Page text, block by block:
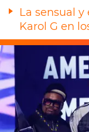
La sensual
Karol G en